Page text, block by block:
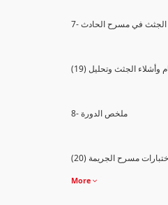
الجثث في مسرح الحادث
8- ملخص الدورة
مسرح الجريمة
More